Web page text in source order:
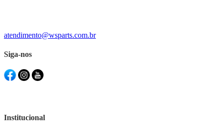
atendimento@wsparts.com.br
Siga-nos
Institucional